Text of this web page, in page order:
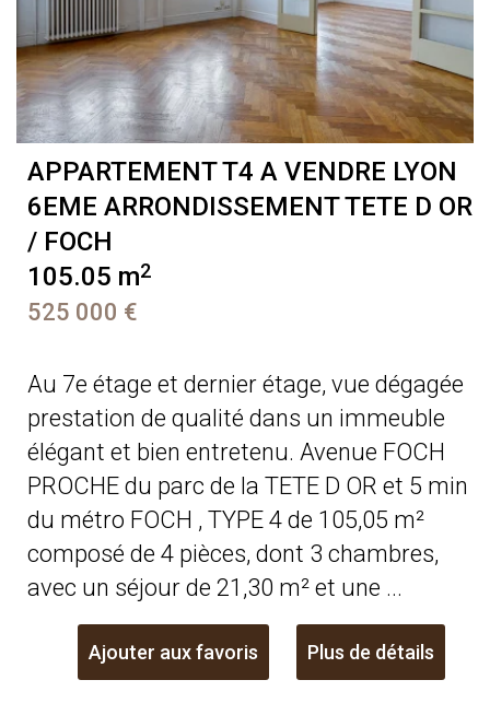
APPARTEMENT T4 A VENDRE LYON
6EME ARRONDISSEMENT TETE D OR
/ FOCH
105.05 m2
525 000 €
Au 7e étage et dernier étage, vue dégagée
prestation de qualité dans un immeuble
élégant et bien entretenu. Avenue FOCH
PROCHE du parc de la TETE D OR et 5 min
du métro FOCH , TYPE 4 de 105,05 m²
composé de 4 pièces, dont 3 chambres,
avec un séjour de 21,30 m² et une ...
Ajouter aux favoris Plus de détails